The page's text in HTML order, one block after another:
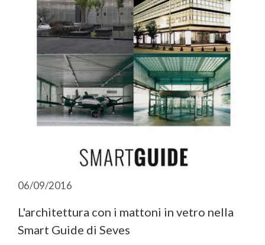
06/09/2016
L'architettura con i mattoni in vetro nella
Smart Guide di Seves